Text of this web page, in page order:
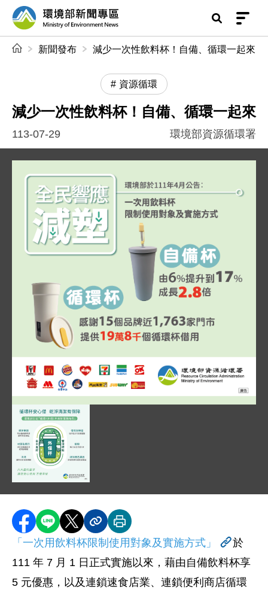
前往中央內容區塊
環境部新聞專區
新聞發布 減少一次性飲料杯！自備、循環一起來
資源循環
減少一次性飲料杯！自備、循環一起來
113-07-29 環境部資源循環署
圖片說明：全民響應減塑成效 .png
圖表說明環境部自 111 年 4 月公告一次用飲料杯限
分享至 Facebook
分享到 LINE
分享到 X分享內容連結
列印本頁
「一次用飲料杯限制使用對象及實施方式」
於
111 年 7 月 1 日正式實施以來，藉由自備飲料杯享
5 元優惠，以及連鎖速食店業、連鎖便利商店循環